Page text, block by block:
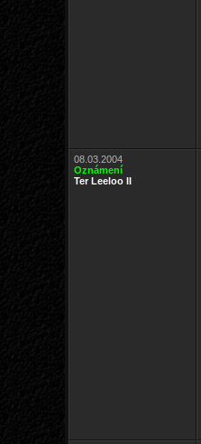
08.03.2004
Oznámení
Ter Leeloo II